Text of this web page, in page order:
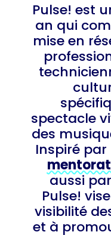
Pulse! est
an qui
mise en
spectacle
des
Inspiré par
aussi
Pulse!
visibilité
et à